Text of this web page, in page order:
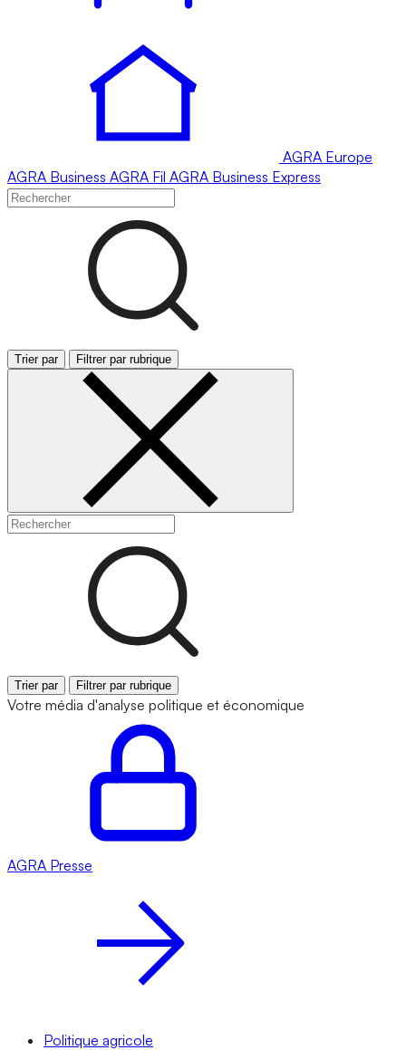
AGRA Europe
AGRA Business AGRA Fil AGRA Business Express
Trier par Filtrer par rubrique
Trier par Filtrer par rubrique
Votre média d'analyse politique et économique
AGRA Presse
Politique agricole